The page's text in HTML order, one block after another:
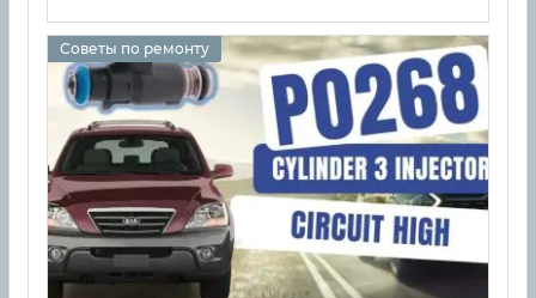
Советы по ремонту